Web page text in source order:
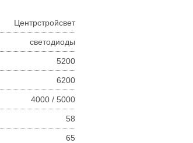
Центрстройсвет
светодиоды
5200
6200
4000 / 5000
58
65